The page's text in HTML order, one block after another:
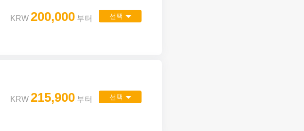
KRW 200,000 부터 선택
KRW 215,900 부터 선택